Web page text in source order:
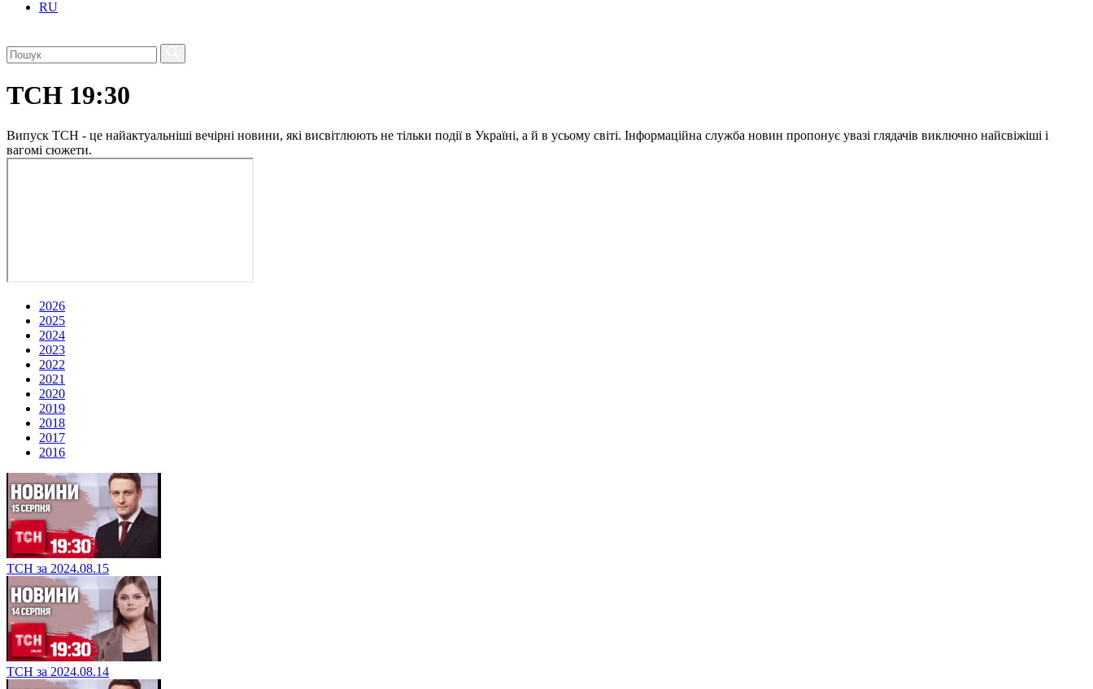
RU
ТСН 19:30
Випуск ТСН - це найактуальніші вечірні новини, які висвітлюють не тільки події в Україні, а й в усьому світі. Інформаційна служба новин пропонує увазі глядачів виключно найсвіжіші і
вагомі сюжети.
2026
2025
2024
2023
2022
2021
2020
2019
2018
2017
2016
ТСН за 2024.08.15
ТСН за 2024.08.14